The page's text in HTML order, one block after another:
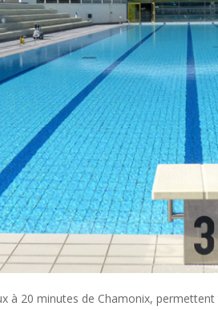
à 20 minutes de Chamonix,